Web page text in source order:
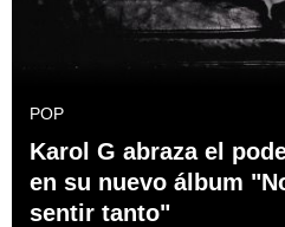
POP
Karol G abraza el
en su nuevo álbum
sentir tanto"